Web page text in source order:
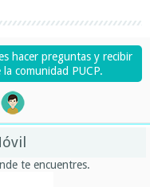
hacer preguntas y recibir
comunidad PUCP.
te encuentres.